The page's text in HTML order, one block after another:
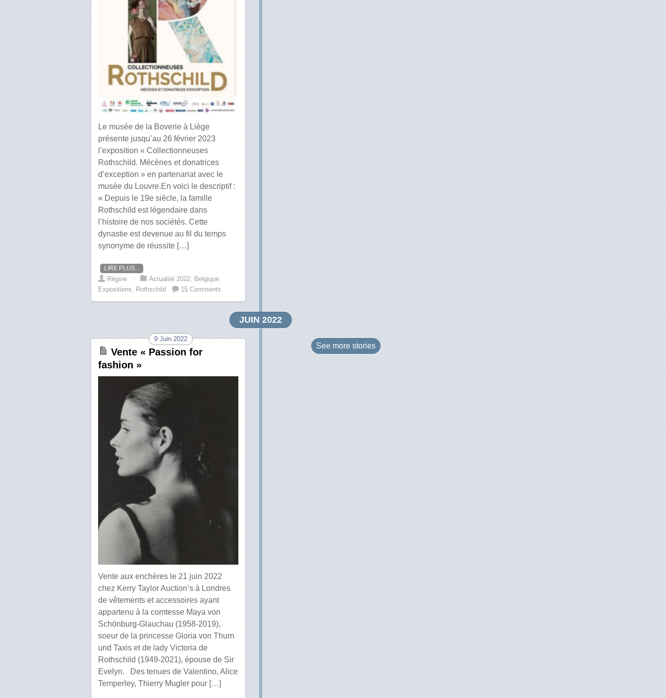
Le musée de la Boverie à Liège
présente jusqu’au 26 février 2023
l’exposition « Collectionneuses
Rothschild. Mécènes et donatrices
d’exception » en partenariat avec le
musée du Louvre.En voici le descriptif :
« Depuis le 19e siècle, la famille
Rothschild est légendaire dans
l’histoire de nos sociétés. Cette
dynastie est devenue au fil du temps
synonyme de réussite […]
LIRE PLUS...
Régine ⋅ Actualité 2022 Belgique
Expositions
Rothschild 15 Comments
JUIN 2022
9 Juin 2022
Vente « Passion for
fashion »
Vente aux enchères le 21 juin 2022
chez Kerry Taylor Auction’s à Londres
de vêtements et accessoires ayant
appartenu à la comtesse Maya von
Schönburg-Glauchau (1958-2019),
soeur de la princesse Gloria von Thurn
und Taxis et de lady Victoria de
Rothschild (1949-2021), épouse de Sir
Evelyn. Des tenues de Valentino, Alice
Temperley, Thierry Mugler pour […]
See more stories